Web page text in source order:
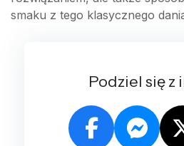
smaku z tego klasycznego
Podziel się z